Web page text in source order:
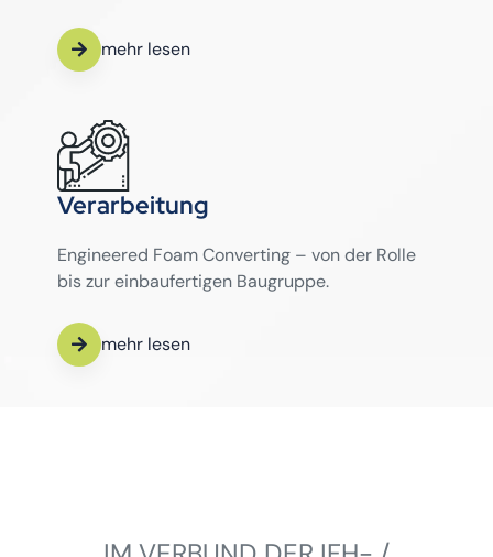
mehr lesen
Verarbeitung
Engineered Foam Converting – von der Rolle
bis zur einbaufertigen Baugruppe.
mehr lesen